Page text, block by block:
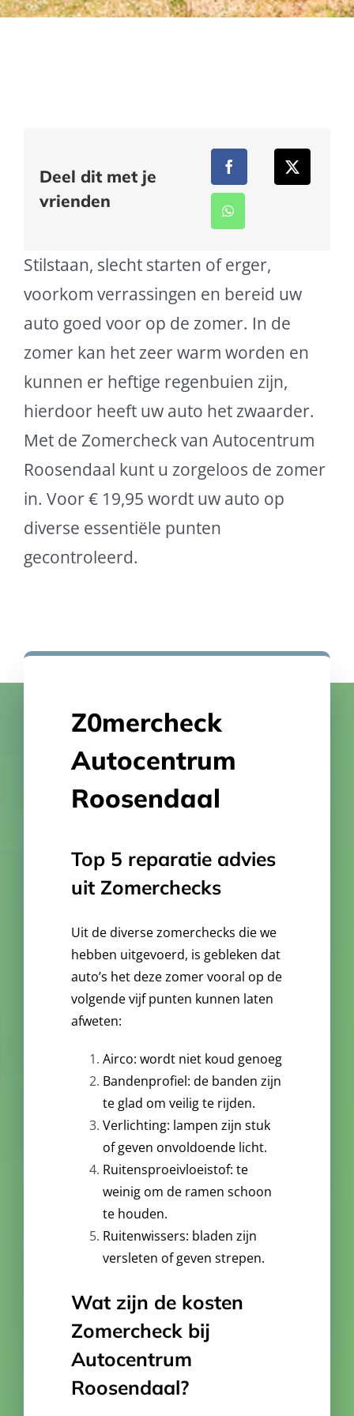
Deel dit met je
vrienden
Stilstaan, slecht starten of erger,
voorkom verrassingen en bereid uw
auto goed voor op de zomer. In de
zomer kan het zeer warm worden en
kunnen er heftige regenbuien zijn,
hierdoor heeft uw auto het zwaarder.
Met de Zomercheck van Autocentrum
Roosendaal kunt u zorgeloos de zomer
in. Voor € 19,95 wordt uw auto op
diverse essentiële punten
gecontroleerd.
Z0mercheck
Autocentrum
Roosendaal
Top 5 reparatie advies
uit Zomerchecks
Uit de diverse zomerchecks die we
hebben uitgevoerd, is gebleken dat
auto’s het deze zomer vooral op de
volgende vijf punten kunnen laten
afweten:
Airco: wordt niet koud genoeg
Bandenprofiel: de banden zijn
te glad om veilig te rijden.
Verlichting: lampen zijn stuk
of geven onvoldoende licht.
Ruitensproeivloeistof: te
weinig om de ramen schoon
te houden.
Ruitenwissers: bladen zijn
versleten of geven strepen.
Wat zijn de kosten
Zomercheck bij
Autocentrum
Roosendaal?